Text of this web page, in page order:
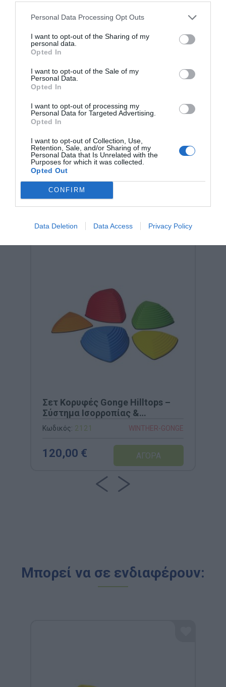
Personal Data Processing Opt Outs
I want to opt-out of the Sharing of my
personal data.
Opted In
I want to opt-out of the Sale of my
Personal Data.
Opted In
I want to opt-out of processing my
Personal Data for Targeted Advertising.
Opted In
I want to opt-out of Collection, Use,
Retention, Sale, and/or Sharing of my
Personal Data that Is Unrelated with the
Purposes for which it was collected.
Opted Out
CONFIRM
Data Deletion Data Access Privacy Policy
ασφάλεια και τον εργονομικό σχεδιασμό
, η Winther
συνεργάζεται με φυσιοθεραπευτές και επιστήμονες
για να δημιουργήσει ποδήλατα και εκπαιδευτικά
παιχνίδια που ενισχύουν τις κινητικές δεξιότητες.
Κάθε προϊόν είναι σχεδιασμένο για να προσφέρει
χαμόγελα σε όλη την οικογένεια, συνδυάζοντας την
καινοτομία με τη δανέζικη αντοχή.
Σχετικά προϊόντα
Σετ Κορυφές Gonge Hilltops –
Σύστημα Ισορροπίας &
Εξοικείωσης με το Ύψος (Κωδ.
2121)
Κωδικός: 2121 WINTHER-GONGE
120,00 €
Μπορεί να σε ενδιαφέρουν: